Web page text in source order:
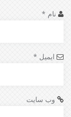
نام *
ایمیل *
وب‌ سایت